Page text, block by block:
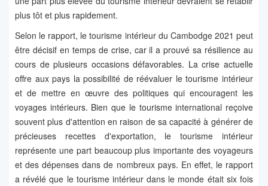
plus tôt et plus rapidement.
Selon le rapport, le tourisme intérieur du Cambodge 2021 peut
être décisif en temps de crise, car il a prouvé sa résilience au
cours de plusieurs occasions défavorables. La crise actuelle
offre aux pays la possibilité de réévaluer le tourisme intérieur
et de mettre en œuvre des politiques qui encouragent les
voyages intérieurs. Bien que le tourisme international reçoive
souvent plus d'attention en raison de sa capacité à générer de
précieuses recettes d'exportation, le tourisme intérieur
représente une part beaucoup plus importante des voyageurs
et des dépenses dans de nombreux pays. En effet, le rapport
a révélé que le tourisme intérieur dans le monde était six fois